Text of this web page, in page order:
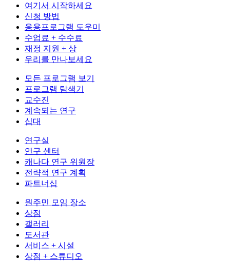
여기서 시작하세요
신청 방법
응용프로그램 도우미
수업료 + 수수료
재정 지원 + 상
우리를 만나보세요
모든 프로그램 보기
프로그램 탐색기
교수진
계속되는 연구
십대
연구실
연구 센터
캐나다 연구 위원장
전략적 연구 계획
파트너십
원주민 모임 장소
상점
갤러리
도서관
서비스 + 시설
상점 + 스튜디오